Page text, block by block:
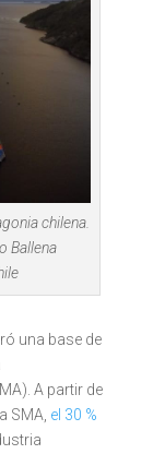
chilena.
Ballena
una base de
A partir de
SMA, el 30 %